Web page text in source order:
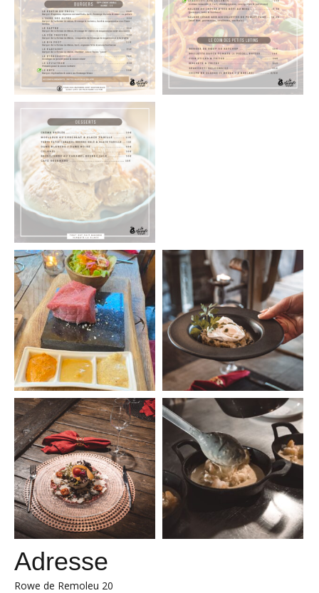
Adresse
Rowe de Remoleu 20